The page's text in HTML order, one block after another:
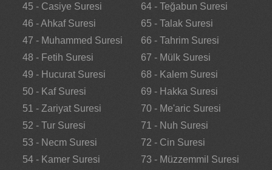
45 - Casiye Suresi
46 - Ahkaf Suresi
47 - Muhammed Suresi
48 - Fetih Suresi
49 - Hucurat Suresi
50 - Kaf Suresi
51 - Zariyat Suresi
52 - Tur Suresi
53 - Necm Suresi
54 - Kamer Suresi
64 - Teğabun Suresi
65 - Talak Suresi
66 - Tahrim Suresi
67 - Mülk Suresi
68 - Kalem Suresi
69 - Hakka Suresi
70 - Me'aric Suresi
71 - Nuh Suresi
72 - Cin Suresi
73 - Müzzemmil Suresi